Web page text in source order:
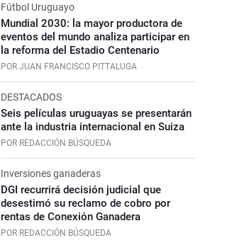
Fútbol Uruguayo
Mundial 2030: la mayor productora de
eventos del mundo analiza participar en
la reforma del Estadio Centenario
POR JUAN FRANCISCO PITTALUGA
DESTACADOS
Seis películas uruguayas se presentarán
ante la industria internacional en Suiza
POR REDACCIÓN BÚSQUEDA
Inversiones ganaderas
DGI recurrirá decisión judicial que
desestimó su reclamo de cobro por
rentas de Conexión Ganadera
POR REDACCIÓN BÚSQUEDA